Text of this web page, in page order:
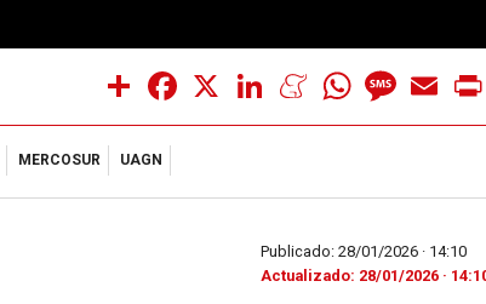
Share Facebook LinkedInMeneameWhatsAppMessage
Email
MERCOSUR UAGN
Publicado: 28/01/2026 · 14:10
Actualizado: 28/01/2026 ·